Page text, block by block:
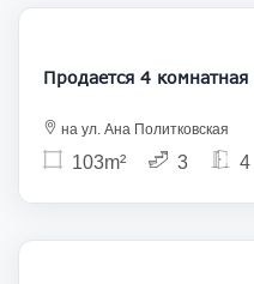
на ул. Ана Политковская
103m² 3 4